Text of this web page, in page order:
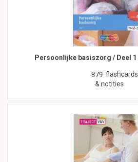
Persoonlijke basiszorg / Deel 1
879 flashcards
& notities